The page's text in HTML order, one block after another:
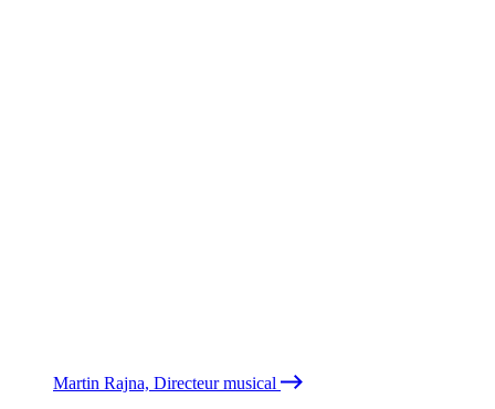
Martin Rajna, Directeur musical